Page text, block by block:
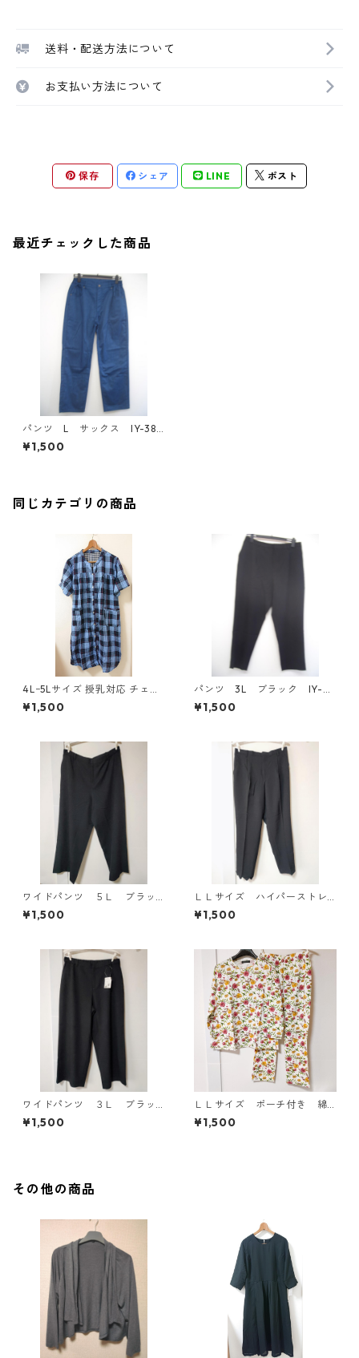
送料・配送方法について
お支払い方法について
保存 シェア LINE ポスト
最近チェックした商品
パンツ L サックス IY-383
8
¥1,500
同じカテゴリの商品
4Lｰ5Lサイズ 授乳対応 チェッ
ク柄 半袖ルームウェア マタニ
ティ ブルー系/グレー ◆KIY-1
¥1,500
パンツ 3L ブラック IY-45
25
¥1,500
ワイドパンツ ５Ｌ ブラッ
ク KAE-4725
¥1,500
ＬＬサイズ ハイパーストレ
ッチ センタープレスパン
ツ ブラック KAE-4704
¥1,500
ワイドパンツ ３Ｌ ブラッ
ク KAE-4697
¥1,500
ＬＬサイズ ポーチ付き 綿
１００％ 花柄 トラベルパ
ジャマ ホワイト KAE-4578
¥1,500
その他の商品